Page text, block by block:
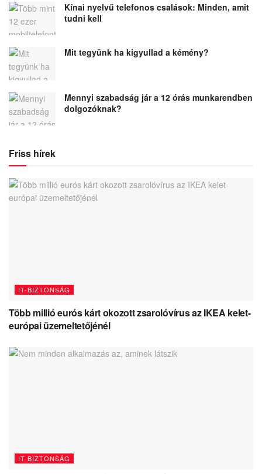
Kínai nyelvű telefonos csalások: Minden, amit
tudni kell
Mit tegyünk ha kigyullad a kémény?
Mennyi szabadság jár a 12 órás munkarendben
dolgozóknak?
Friss hírek
IT-BIZTONSÁG
Több millió eurós kárt okozott zsarolóvírus az IKEA kelet-
európai üzemeltetőjénél
IT-BIZTONSÁG